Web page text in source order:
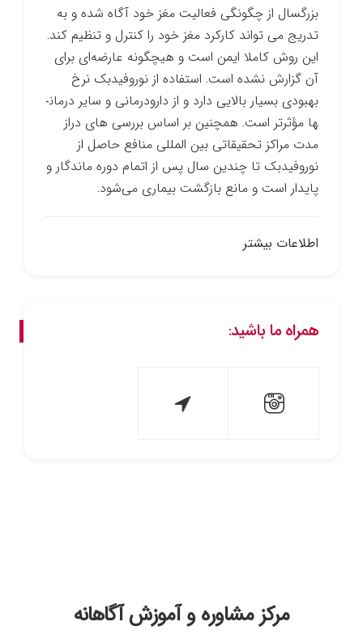
بزرگسال از چگونگی فعالیت مغز خود آگاه شده و به
تدریج می ­تواند کارکرد مغز خود را کنترل و تنظیم کند.
این روش کاملا ایمن است و هیچ­گونه عارضه‌ای برای
آن گزارش نشده است. استفاده از نوروفیدبک نرخ
بهبودی بسیار بالایی دارد و از دارو­درمانی و سایر درمان­
ها مؤثرتر است. همچنین بر اساس بررسی­ های دراز
مدت مراکز تحقیقاتی بین­ المللی منافع حاصل از
نوروفیدبک تا چندین سال پس از اتمام دوره ماندگار و
پایدار است و مانع بازگشت بیماری می‌شود.
اطلاعات بیشتر
همراه ما باشید:
مرکز مشاوره و آموزش آگاهانه